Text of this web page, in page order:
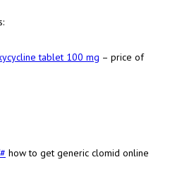
tablet 100 mg – price of
how to get generic clomid online